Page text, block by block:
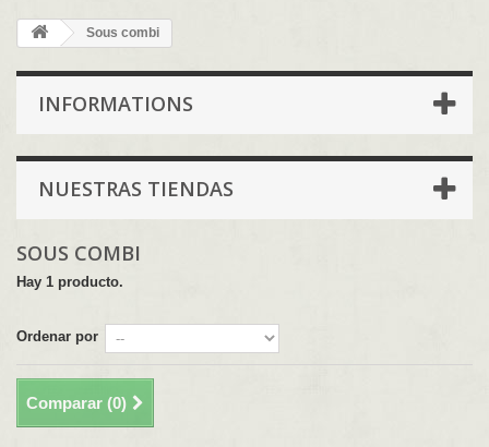
Sous combi
INFORMATIONS
NUESTRAS TIENDAS
SOUS COMBI
Hay 1 producto.
Ordenar por
Comparar (0)